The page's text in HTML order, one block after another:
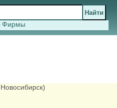
Фирмы
, Новосибирск)